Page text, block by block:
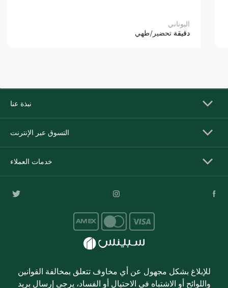
اليوناني
دقيقة تحضير/طهي
نبذة عنا
التسوق عبر الإنترنت
خدمات العملاء
للإبلاغ بشكل مجهول عن أي مخاوف تتعلق بمخالفة القوانين
واللوائح أو الاشتباه في الاحتيال أو الفساد، يرجى إرسال بريد